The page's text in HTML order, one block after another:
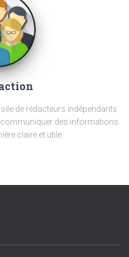
de rédacteurs indépendants
des informations
claire et utile.